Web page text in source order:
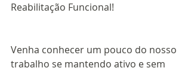
Reabilitação Funcional!
Venha conhecer um pouco do nosso
trabalho se mantendo ativo e sem